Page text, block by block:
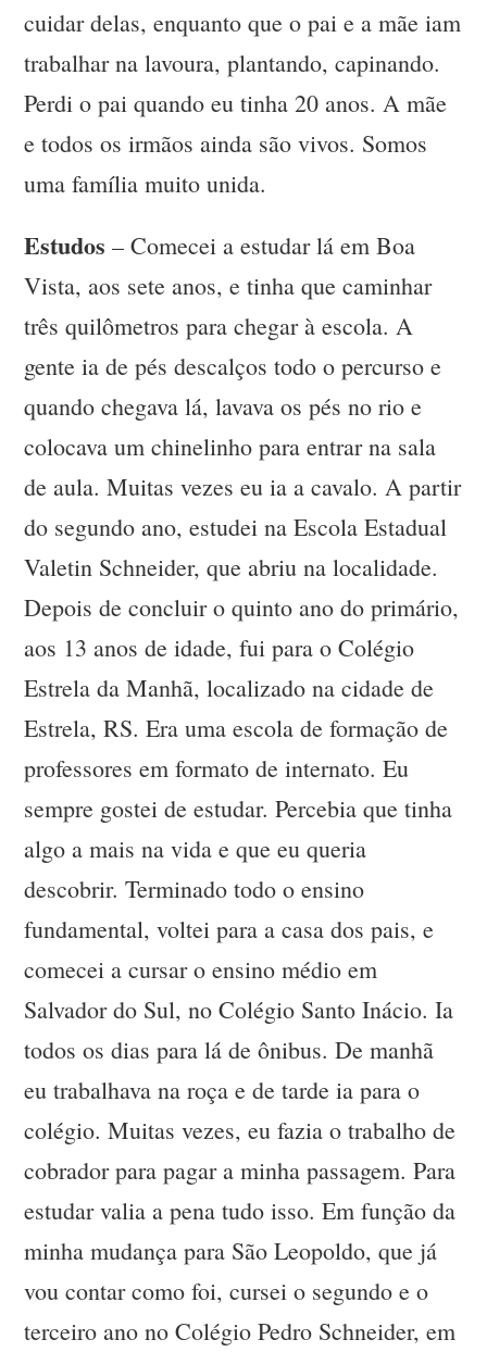
cuidar delas, enquanto que o pai e a mãe iam
trabalhar na lavoura, plantando, capinando.
Perdi o pai quando eu tinha 20 anos. A mãe
e todos os irmãos ainda são vivos. Somos
uma família muito unida.
Estudos – Comecei a estudar lá em Boa
Vista, aos sete anos, e tinha que caminhar
três quilômetros para chegar à escola. A
gente ia de pés descalços todo o percurso e
quando chegava lá, lavava os pés no rio e
colocava um chinelinho para entrar na sala
de aula. Muitas vezes eu ia a cavalo. A partir
do segundo ano, estudei na Escola Estadual
Valetin Schneider, que abriu na localidade.
Depois de concluir o quinto ano do primário,
aos 13 anos de idade, fui para o Colégio
Estrela da Manhã, localizado na cidade de
Estrela, RS. Era uma escola de formação de
professores em formato de internato. Eu
sempre gostei de estudar. Percebia que tinha
algo a mais na vida e que eu queria
descobrir. Terminado todo o ensino
fundamental, voltei para a casa dos pais, e
comecei a cursar o ensino médio em
Salvador do Sul, no Colégio Santo Inácio. Ia
todos os dias para lá de ônibus. De manhã
eu trabalhava na roça e de tarde ia para o
colégio. Muitas vezes, eu fazia o trabalho de
cobrador para pagar a minha passagem. Para
estudar valia a pena tudo isso. Em função da
minha mudança para São Leopoldo, que já
vou contar como foi, cursei o segundo e o
terceiro ano no Colégio Pedro Schneider, em